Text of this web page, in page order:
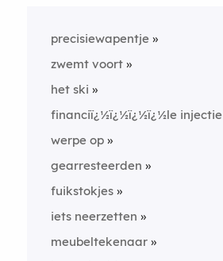
precisiewapentje
zwemt voort
het ski
financiï¿½ï¿½ï¿½ï¿½le injectie
werpe op
gearresteerden
fuikstokjes
iets neerzetten
meubeltekenaar